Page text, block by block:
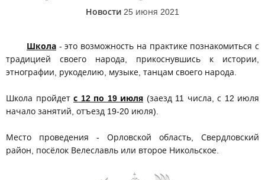
Новости 25 июня 2021
Школа - это возможность на практике познакомиться с
традицией своего народа, прикоснувшись к истории,
этнографии, рукоделию, музыке, танцам своего народа.
Школа пройдет с 12 по 19 июля (заезд 11 числа, с 12 июля
начало занятий, отъезд 19-20 июля).
Место проведения - Орловской область, Свердловский
район, посёлок Велеславль или второе Никольское.